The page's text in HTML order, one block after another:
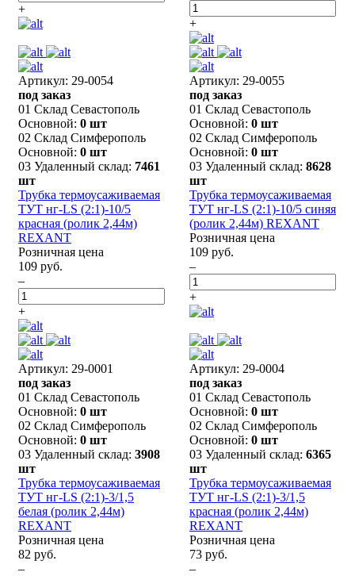
+
+
Артикул: 29-0054
под заказ
01 Склад Севастополь
Основной: 0 шт
02 Склад Симферополь
Основной: 0 шт
03 Удаленный склад: 7461
шт
Трубка термоусаживаемая
ТУТ нг-LS (2:1)-10/5
красная (ролик 2,44м)
REXANT
Розничная цена
109 руб.
–
+
Артикул: 29-0055
под заказ
01 Склад Севастополь
Основной: 0 шт
02 Склад Симферополь
Основной: 0 шт
03 Удаленный склад: 8628
шт
Трубка термоусаживаемая
ТУТ нг-LS (2:1)-10/5 синяя
(ролик 2,44м) REXANT
Розничная цена
109 руб.
–
+
Артикул: 29-0001
под заказ
01 Склад Севастополь
Основной: 0 шт
02 Склад Симферополь
Основной: 0 шт
03 Удаленный склад: 3908
шт
Трубка термоусаживаемая
ТУТ нг-LS (2:1)-3/1,5
белая (ролик 2,44м)
REXANT
Розничная цена
82 руб.
–
Артикул: 29-0004
под заказ
01 Склад Севастополь
Основной: 0 шт
02 Склад Симферополь
Основной: 0 шт
03 Удаленный склад: 6365
шт
Трубка термоусаживаемая
ТУТ нг-LS (2:1)-3/1,5
красная (ролик 2,44м)
REXANT
Розничная цена
73 руб.
–